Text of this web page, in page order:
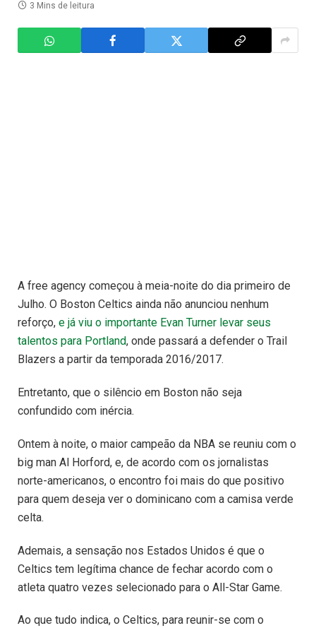
3 Mins de leitura
A free agency começou à meia-noite do dia primeiro de
Julho. O Boston Celtics ainda não anunciou nenhum
reforço, e já viu o importante Evan Turner levar seus
talentos para Portland, onde passará a defender o Trail
Blazers a partir da temporada 2016/2017.
Entretanto, que o silêncio em Boston não seja
confundido com inércia.
Ontem à noite, o maior campeão da NBA se reuniu com o
big man Al Horford, e, de acordo com os jornalistas
norte-americanos, o encontro foi mais do que positivo
para quem deseja ver o dominicano com a camisa verde
celta.
Ademais, a sensação nos Estados Unidos é que o
Celtics tem legítima chance de fechar acordo com o
atleta quatro vezes selecionado para o All-Star Game.
Ao que tudo indica, o Celtics, para reunir-se com o